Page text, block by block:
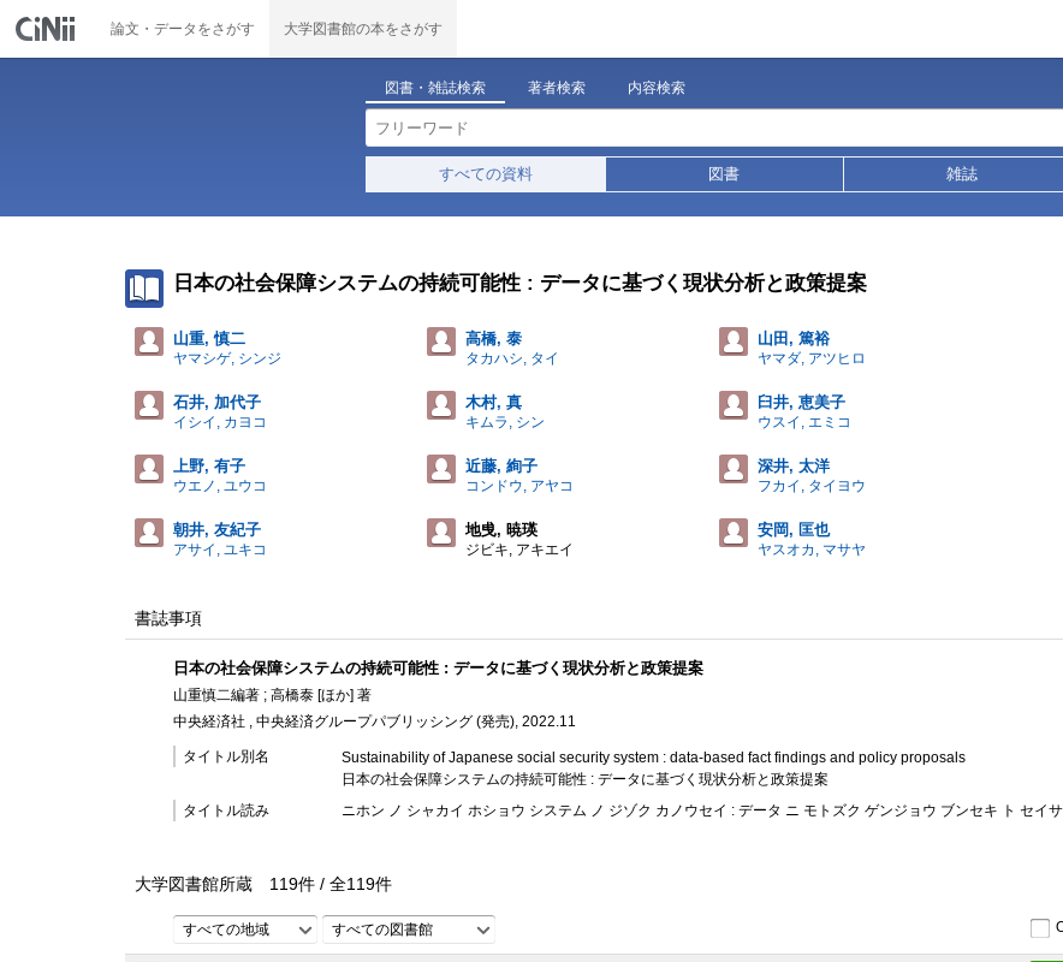
論文・データをさがす 大学図書館の本をさがす
図書・雑誌検索 著者検索 内容検索
すべての資料 図書 雑誌
日本の社会保障システムの持続可能性 : データに基づく現状分析と政策提案
山重, 慎二
ヤマシゲ, シンジ
高橋, 泰
タカハシ, タイ
山田, 篤裕
ヤマダ, アツヒロ
石井, 加代子
イシイ, カヨコ
木村, 真
キムラ, シン
臼井, 恵美子
ウスイ, エミコ
上野, 有子
ウエノ, ユウコ
近藤, 絢子
コンドウ, アヤコ
深井, 太洋
フカイ, タイヨウ
朝井, 友紀子
アサイ, ユキコ
地曵, 暁瑛
ジビキ, アキエイ
安岡, 匡也
ヤスオカ, マサヤ
書誌事項
日本の社会保障システムの持続可能性 : データに基づく現状分析と政策提案
山重慎二編著 ; 高橋泰 [ほか] 著
中央経済社 , 中央経済グループパブリッシング (発売), 2022.11
タイトル別名
Sustainability of Japanese social security system : data‐based fact findings and policy proposals
日本の社会保障システムの持続可能性 : データに基づく現状分析と政策提案
タイトル読み
ニホン ノ シャカイ ホショウ システム ノ ジゾク カノウセイ : データ ニ モトズク ゲンジョウ ブンセキ ト セイ
大学図書館所蔵 119件 / 全119件
すべての地域 すべての図書館